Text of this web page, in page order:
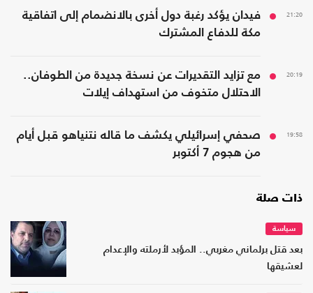
21:20
فيدان يؤكد رغبة دول أخرى بالانضمام إلى اتفاقية
مكة للدفاع المشترك
20:19
مع تزايد التقديرات عن نسخة جديدة من الطوفان..
الاحتلال متخوف من استهداف إيلات
19:58
صحفي إسرائيلي يكشف ما قاله نتنياهو قبل أيام
من هجوم 7 أكتوبر
ذات صلة
سياسة
بعد قتل برلماني مغربي.. المؤبد لأرملته والإعدام
لعشيقها